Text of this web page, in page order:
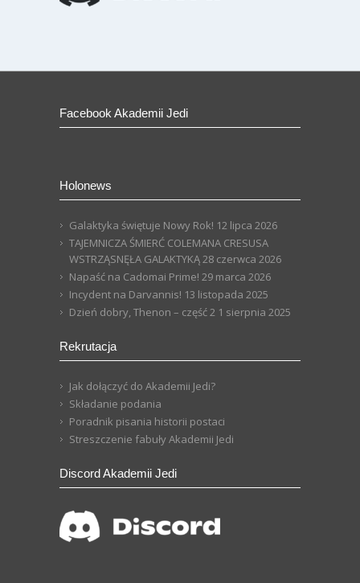
Facebook Akademii Jedi
Holonews
Galaktyka świętuje Nowy Rok! 12 lipca 2026
TAJEMNICZA ŚMIERĆ COLEMANA CRESUSA
WSTRZĄSNĘŁA GALAKTYKĄ28 czerwca 2026
Napaść na Cadomai Prime! 29 marca 2026
Incydent na Darvannis! 13 listopada 2025
Dzień dobry, Thenon – część 2 1 sierpnia 2025
Rekrutacja
Jak dołączyć do Akademii Jedi?
Składanie podania
Poradnik pisania historii postaci
Streszczenie fabuły Akademii Jedi
Discord Akademii Jedi